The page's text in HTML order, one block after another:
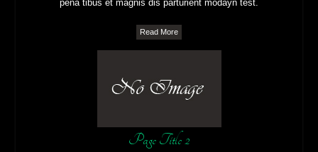
pena tibus et magnis dis parturient modayn test.
Read More
Page Title 2